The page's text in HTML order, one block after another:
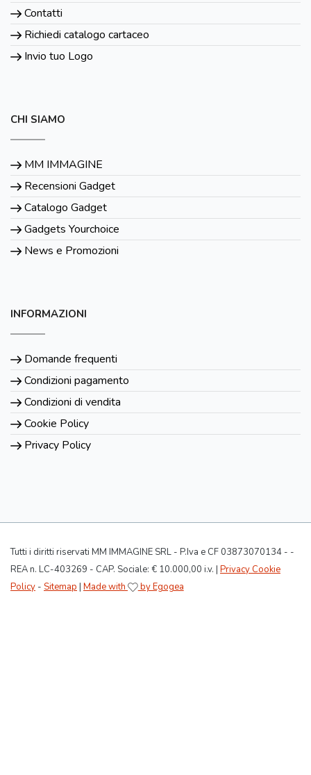
Contatti
Richiedi catalogo cartaceo
Invio tuo Logo
CHI SIAMO
MM IMMAGINE
Recensioni Gadget
Catalogo Gadget
Gadgets Yourchoice
News e Promozioni
INFORMAZIONI
Domande frequenti
Condizioni pagamento
Condizioni di vendita
Cookie Policy
Privacy Policy
Tutti i diritti riservati MM IMMAGINE SRL - P.Iva e CF 03873070134 - -
REA n. LC-403269 - CAP. Sociale: € 10.000,00 i.v. | Privacy Cookie
Policy - Sitemap | Made with by Egogea